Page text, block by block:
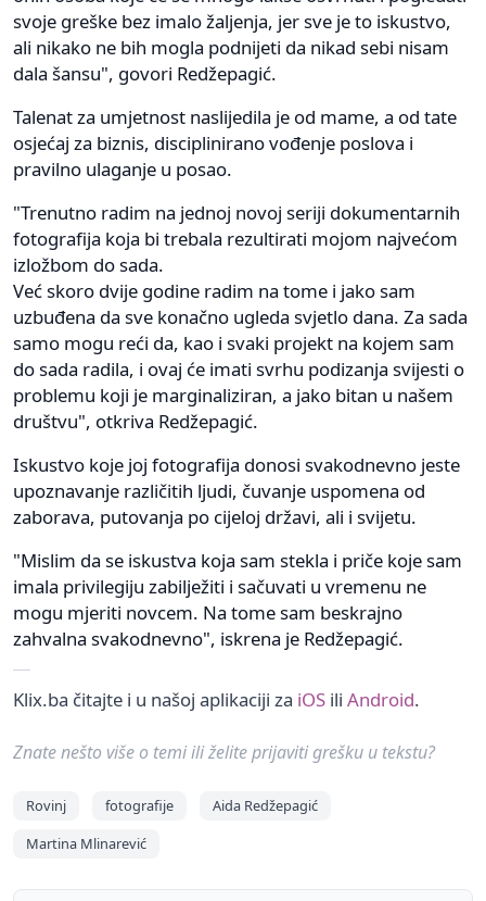
svoje greške bez imalo žaljenja, jer sve je to iskustvo,
ali nikako ne bih mogla podnijeti da nikad sebi nisam
dala šansu", govori Redžepagić.
Talenat za umjetnost naslijedila je od mame, a od tate
osjećaj za biznis, disciplinirano vođenje poslova i
pravilno ulaganje u posao.
"Trenutno radim na jednoj novoj seriji dokumentarnih
fotografija koja bi trebala rezultirati mojom najvećom
izložbom do sada.
Već skoro dvije godine radim na tome i jako sam
uzbuđena da sve konačno ugleda svjetlo dana. Za sada
samo mogu reći da, kao i svaki projekt na kojem sam
do sada radila, i ovaj će imati svrhu podizanja svijesti o
problemu koji je marginaliziran, a jako bitan u našem
društvu", otkriva Redžepagić.
Iskustvo koje joj fotografija donosi svakodnevno jeste
upoznavanje različitih ljudi, čuvanje uspomena od
zaborava, putovanja po cijeloj državi, ali i svijetu.
"Mislim da se iskustva koja sam stekla i priče koje sam
imala privilegiju zabilježiti i sačuvati u vremenu ne
mogu mjeriti novcem. Na tome sam beskrajno
zahvalna svakodnevno", iskrena je Redžepagić.
Klix.ba čitajte i u našoj aplikaciji za iOS ili Android.
Znate nešto više o temi ili želite prijaviti grešku u tekstu?
Rovinj fotografije
Aida Redžepagić
Martina Mlinarević